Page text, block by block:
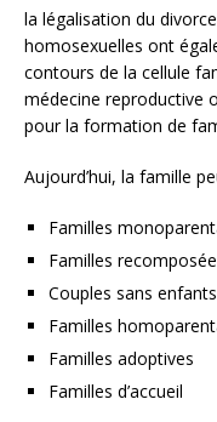
la légalisation du
homosexuelles ont
contours de la cellule
médecine reproductive
pour la formation de
Aujourd’hui, la famille
Familles
Familles
Couples sans enfants
Familles
Familles adoptives
Familles d’accueil